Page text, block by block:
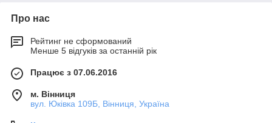
Про нас
Рейтинг не сформований
Менше 5 відгуків за останній рік
Працює з 07.06.2016
м. Вінниця
вул. Юківка 109Б, Вінниця, Україна